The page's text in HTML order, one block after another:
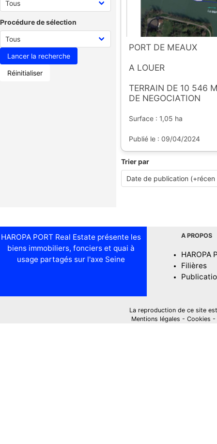
Procédure de sélection
Réinitialiser
PORT DE MEAUX
A LOUER
TERRAIN DE 10 546
DE NEGOCIATION
Surface : 1,05 ha
Publié le : 09/04/2024
Trier par
HAROPA PORT Real Estate présente les
biens immobiliers, fonciers et quai à
usage partagés sur l'axe Seine
A PROPOS
HAROPA
Filières
La reproduction de ce site
Mentions légales - Cookies -